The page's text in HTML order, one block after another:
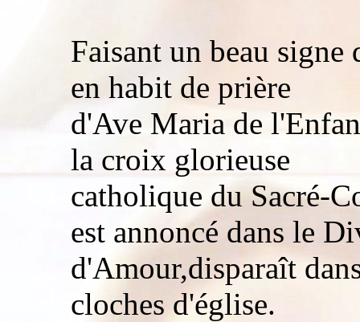
Faisant un beau
en habit de prière
d'Ave Maria de
la croix glorieuse
catholique du Sacré-
est annoncé dans le
d'Amour,disparaît
cloches d'église.